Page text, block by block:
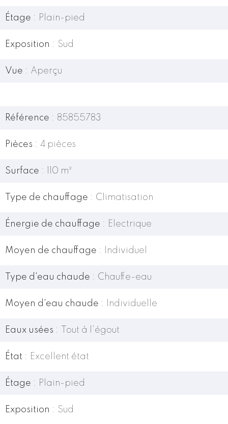
Étage Plain-pied
Exposition Sud
Vue Aperçu
Référence 85855783
Pièces 4 pièces
Surface 110 m²
Type de chauffage Climatisation
Énergie de chauffage Electrique
Moyen de chauffage Individuel
Type d'eau chaude Chauffe-eau
Moyen d'eau chaude Individuelle
Eaux usées Tout à l'égout
État Excellent état
Étage Plain-pied
Exposition Sud